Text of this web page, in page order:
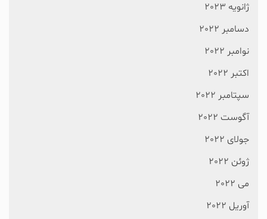
ژانویه 2023
دسامبر 2022
نوامبر 2022
اکتبر 2022
سپتامبر 2022
آگوست 2022
جولای 2022
ژوئن 2022
می 2022
آوریل 2022